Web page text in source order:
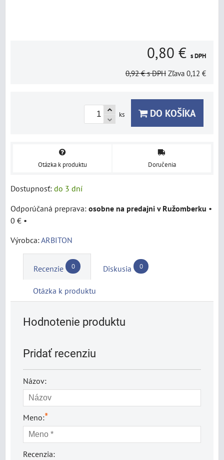
0,80 € s DPH
0,92 € s DPH Zľava 0,12 €
ks DO KOŠÍKA
Otázka k produktu Doručenia
Dostupnosť: do 3 dní
osobne na predajni v Ružomberku •
0 € •
Výrobca:ARBITON
Recenzie 0 Diskusia 0
Otázka k produktu
Hodnotenie produktu
Pridať recenziu
Názov:
Meno:*
Recenzia: